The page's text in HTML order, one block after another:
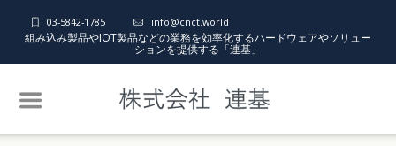
03-5842-1785 info@cnct.world
組み込み製品やIOT製品などの業務を効率化するハードウェアやソリュー
ションを提供する「連基」